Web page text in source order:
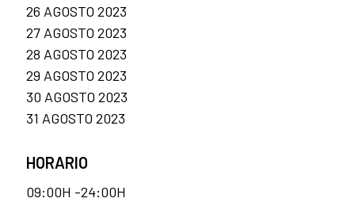
26 AGOSTO 2023
27 AGOSTO 2023
28 AGOSTO 2023
29 AGOSTO 2023
30 AGOSTO 2023
31 AGOSTO 2023
HORARIO
09:00H -24:00H